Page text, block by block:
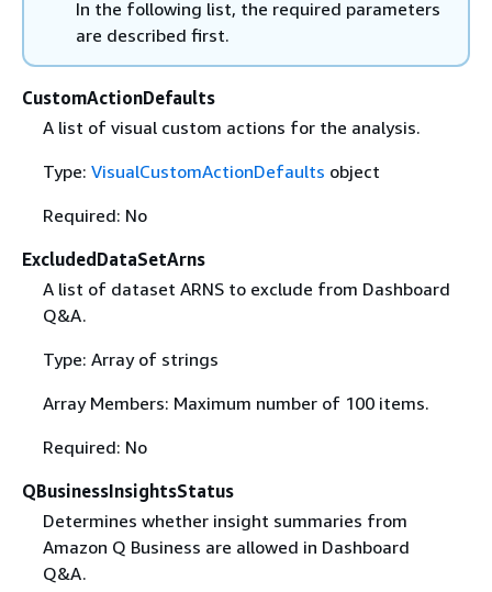
In the following list, the required parameters
are described first.
CustomActionDefaults
A list of visual custom actions for the analysis.
Type: VisualCustomActionDefaults object
Required: No
ExcludedDataSetArns
A list of dataset ARNS to exclude from Dashboard
Q&A.
Type: Array of strings
Array Members: Maximum number of 100 items.
Required: No
QBusinessInsightsStatus
Determines whether insight summaries from
Amazon Q Business are allowed in Dashboard
Q&A.